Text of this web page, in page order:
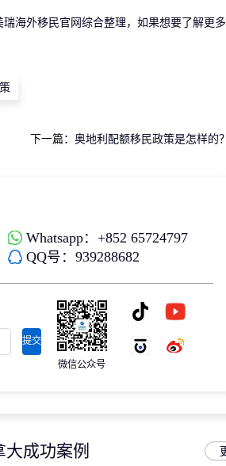
瑞海外移民官网综合整理，如果想要了解更多
下一篇：奥地利配额移民政策是怎样的？
Whatsapp：+852 65724797
QQ号：939288682
提交
微信公众号
大成功案例